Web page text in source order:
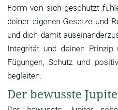
Form von sich geschützt
deiner eigenen Gesetze und
und dich damit
Integrität und deinen
Fügungen, Schutz und
begleiten.
Der bewusste